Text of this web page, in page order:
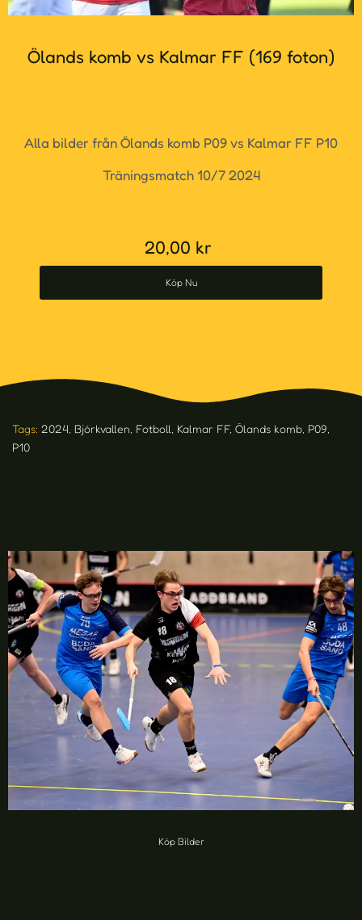
Ölands komb vs Kalmar FF (169 foton)
Alla bilder från Ölands komb P09 vs Kalmar FF P10
Träningsmatch 10/7 2024
20,00 kr
Köp Nu
Tags: 2024, Björkvallen, Fotboll, Kalmar FF, Ölands komb, P09,
P10
Köp Bilder